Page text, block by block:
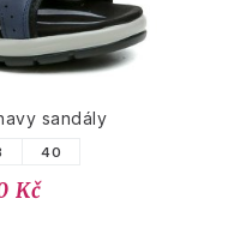
sandály
40
Kč